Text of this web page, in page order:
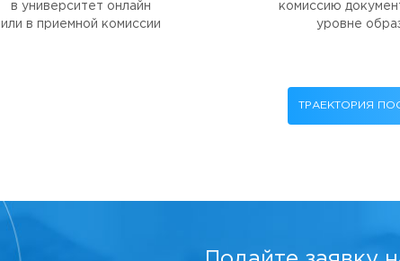
в университет онлайн
или в приемной комиссии
комиссию
уровне
ТРАЕКТОРИЯ